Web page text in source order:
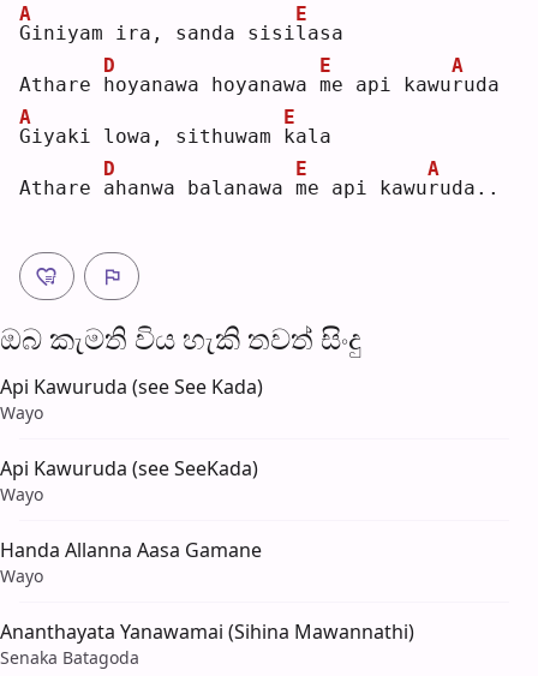
G
A
iniyam ira, sanda sisil
E
asa
Athare h
D
oyanawa hoyanawa m
E
e api kawur
A
uda
G
A
iyaki lowa, sithuwam k
E
ala
Athare a
D
hanwa balanawa m
E
e api kawur
A
uda..
ඔබ කැමති විය හැ​කි තව​ත් සිංදු
Api Kawuruda (see See Kada)
Wayo
Api Kawuruda (see SeeKada)
Wayo
Handa Allanna Aasa Gamane
Wayo
Ananthayata Yanawamai (Sihina Mawannathi)
Senaka Batagoda